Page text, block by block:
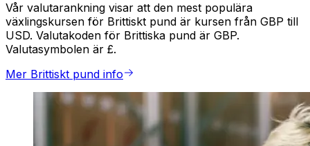
Vår valutarankning visar att den mest populära
växlingskursen för Brittiskt pund är kursen från GBP till
USD. Valutakoden för Brittiska pund är GBP.
Valutasymbolen är £.
Mer Brittiskt pund info